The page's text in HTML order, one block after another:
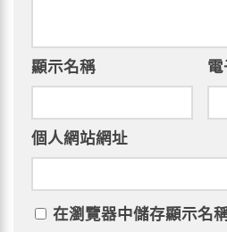
顯示名稱
個人網站網址
在瀏覽器中儲存顯示名